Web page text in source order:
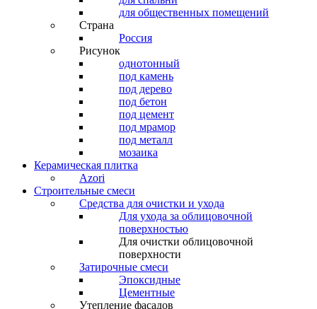
для общественных помещений
Страна
Россия
Рисунок
однотонный
под камень
под дерево
под бетон
под цемент
под мрамор
под металл
мозаика
Керамическая плитка
Azori
Строительные смеси
Средства для очистки и ухода
Для ухода за облицовочной
поверхностью
Для очистки облицовочной
поверхности
Затирочные смеси
Эпоксидные
Цементные
Утепление фасадов